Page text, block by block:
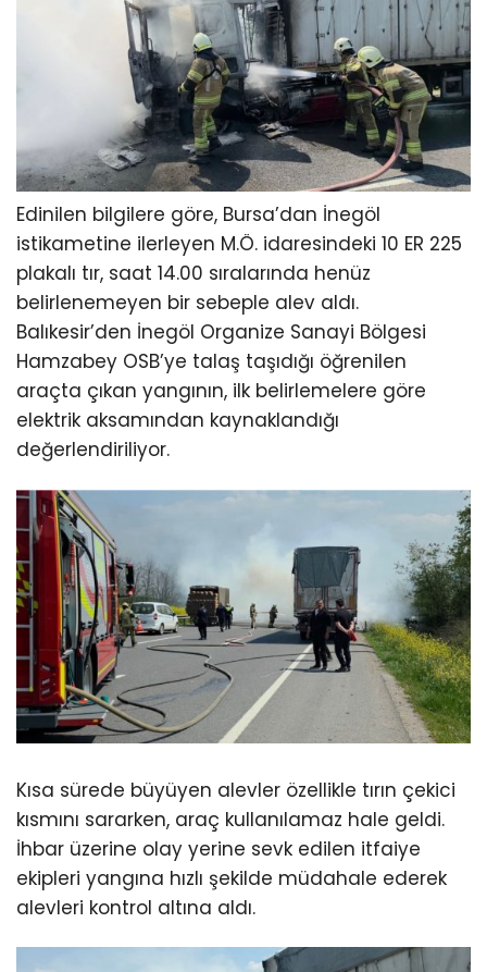
Edinilen bilgilere göre, Bursa’dan İnegöl
istikametine ilerleyen M.Ö. idaresindeki 10 ER 225
plakalı tır, saat 14.00 sıralarında henüz
belirlenemeyen bir sebeple alev aldı.
Balıkesir’den İnegöl Organize Sanayi Bölgesi
Hamzabey OSB’ye talaş taşıdığı öğrenilen
araçta çıkan yangının, ilk belirlemelere göre
elektrik aksamından kaynaklandığı
değerlendiriliyor.
Kısa sürede büyüyen alevler özellikle tırın çekici
kısmını sararken, araç kullanılamaz hale geldi.
İhbar üzerine olay yerine sevk edilen itfaiye
ekipleri yangına hızlı şekilde müdahale ederek
alevleri kontrol altına aldı.